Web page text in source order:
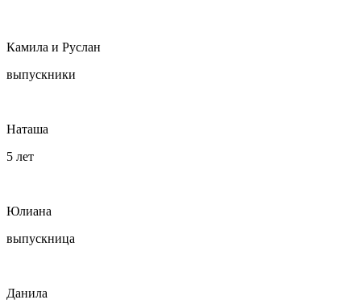
Камила и Руслан
выпускники
Наташа
5 лет
Юлиана
выпускница
Данила